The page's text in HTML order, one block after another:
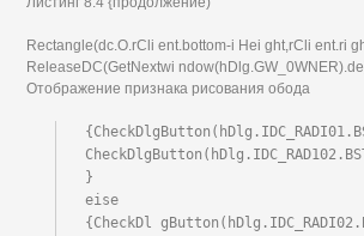
Rectangle(dc.О.rCli ent.bottom-i Hei ght,rCli ent.ri
ReleaseDC(GetNextwi
Отображение признака рисования обода
}
eise
{CheckDl